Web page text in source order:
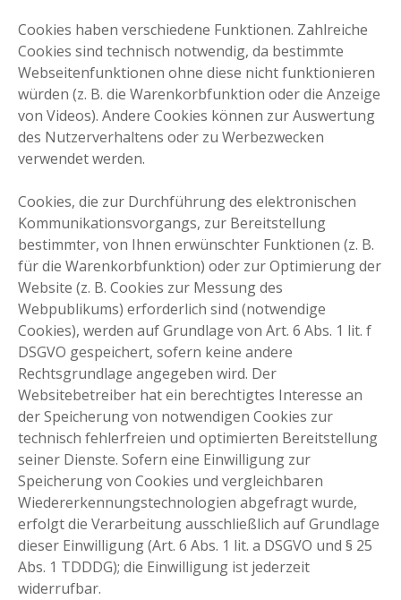
Cookies haben verschiedene Funktionen. Zahlreiche
Cookies sind technisch notwendig, da bestimmte
Webseitenfunktionen ohne diese nicht funktionieren
würden (z. B. die Warenkorbfunktion oder die Anzeige
von Videos). Andere Cookies können zur Auswertung
des Nutzerverhaltens oder zu Werbezwecken
verwendet werden.
Cookies, die zur Durchführung des elektronischen
Kommunikationsvorgangs, zur Bereitstellung
bestimmter, von Ihnen erwünschter Funktionen (z. B.
für die Warenkorbfunktion) oder zur Optimierung der
Website (z. B. Cookies zur Messung des
Webpublikums) erforderlich sind (notwendige
Cookies), werden auf Grundlage von Art. 6 Abs. 1 lit. f
DSGVO gespeichert, sofern keine andere
Rechtsgrundlage angegeben wird. Der
Websitebetreiber hat ein berechtigtes Interesse an
der Speicherung von notwendigen Cookies zur
technisch fehlerfreien und optimierten Bereitstellung
seiner Dienste. Sofern eine Einwilligung zur
Speicherung von Cookies und vergleichbaren
Wiedererkennungstechnologien abgefragt wurde,
erfolgt die Verarbeitung ausschließlich auf Grundlage
dieser Einwilligung (Art. 6 Abs. 1 lit. a DSGVO und § 25
Abs. 1 TDDDG); die Einwilligung ist jederzeit
widerrufbar.